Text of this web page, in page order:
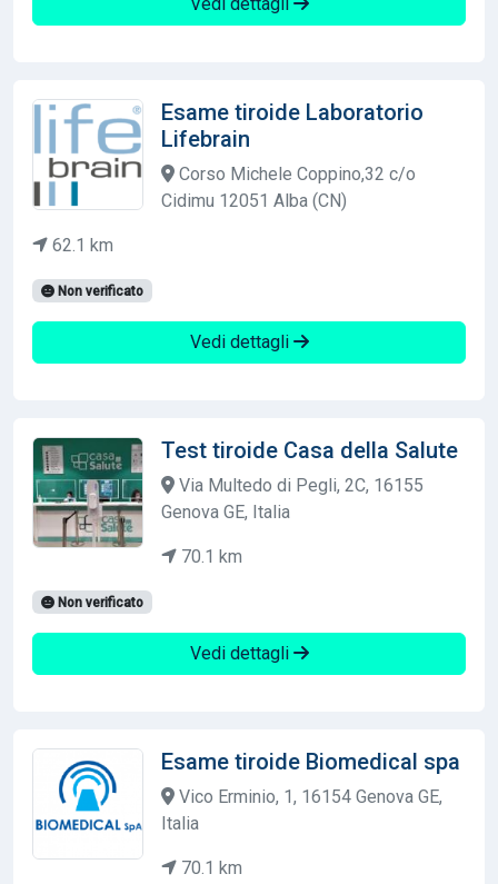
Esame tiroide Laboratorio
Lifebrain
Corso Michele Coppino,32 c/o
Cidimu 12051 Alba (CN)
62.1 km
Non verificato
Vedi dettagli
Test tiroide Casa della Salute
Via Multedo di Pegli, 2C, 16155
Genova GE, Italia
70.1 km
Non verificato
Vedi dettagli
Esame tiroide Biomedical spa
Vico Erminio, 1, 16154 Genova GE,
Italia
70.1 km